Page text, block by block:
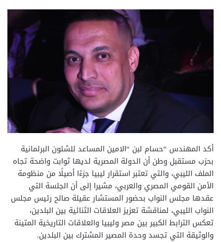
أكد المهندس “حسام لبن “الامين المساعد للشئون البرلمانية
بحزب مستقبل وطن أن الدولة المصرية لديها ثوابت واضحة تجاه
الملف الليبي، والتي تعتبر استقرار ليبيا جزءًا أصيلًا من منظومة
الأمن القومي المصري والعربي، مشيرا إلى أن الجلسة التي
عقدها مجلس النواب بحضور المستشار عقيلة صالح رئيس مجلس
النواب الليبي، لمناقشة تعزيز العلاقات الثنائية بين البلدين،
تعكس الترابط الكبير بين مصر وليبيا والعلاقات التاريخية المتينة
والوثيقة التي تجسد وحدة المصير المشترك بين البلدين.